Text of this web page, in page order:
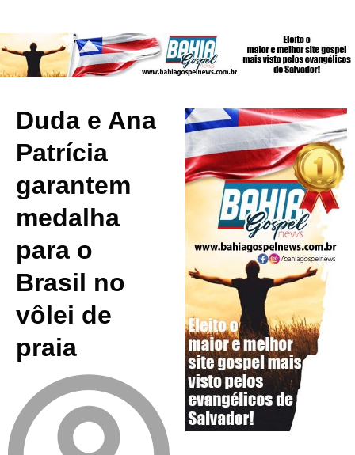
Duda e Ana
Patrícia
garantem
medalha
para o
Brasil no
vôlei de
praia